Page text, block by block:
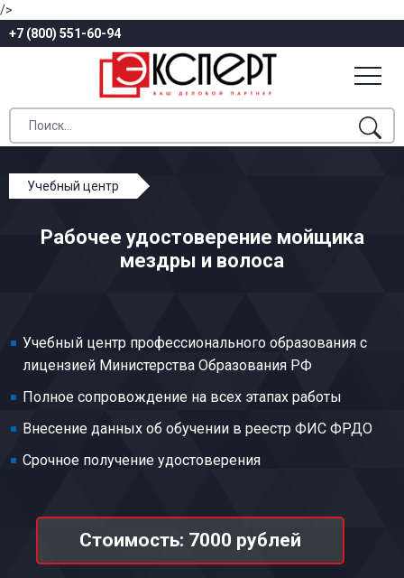
/>
+7 (800) 551-60-94
Учебный центр
Меховое производство
Мойщик мездры и волоса
Рабочее удостоверение мойщика
мездры и волоса
Учебный центр профессионального образования с
лицензией Министерства Образования РФ
Полное сопровождение на всех этапах работы
Внесение данных об обучении в реестр ФИС ФРДО
Срочное получение удостоверения
Стоимость: 7000 рублей